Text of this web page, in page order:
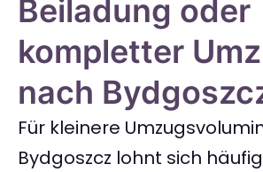
Beiladung oder
kompletter
nach
Für kleinere
Bydgoszcz lohnt sich